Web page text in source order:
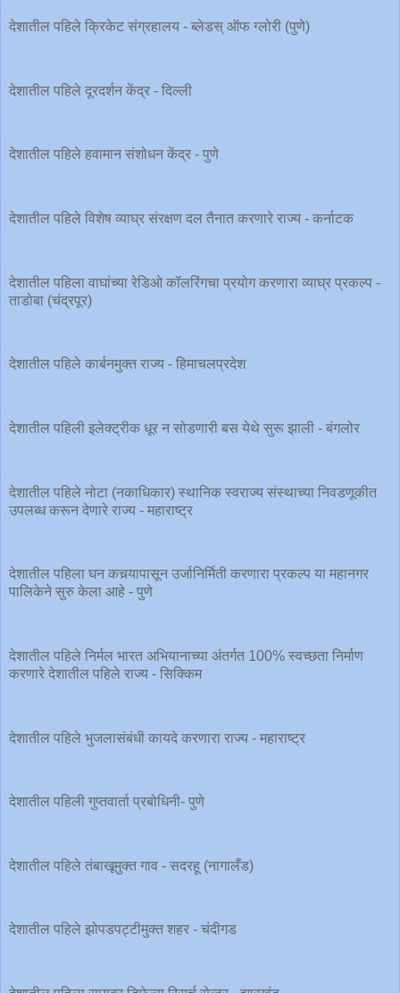
देशातील पहिले क्रिकेट संग्रहालय - ब्लेडस् ऑफ ग्लोरी (पुणे)
देशातील पहिले दूरदर्शन केंद्र - दिल्ली
देशातील पहिले हवामान संशोधन केंद्र - पुणे
देशातील पहिले विशेष व्याघ्र संरक्षण दल तैनात करणारे राज्य - कर्नाटक
देशातील पहिला वाघांच्या रेडिओ कॉलरिंगचा प्रयोग करणारा व्याघ्र प्रकल्प -
ताडोबा (चंद्रपूर)
देशातील पहिले कार्बनमुक्त राज्य - हिमाचलप्रदेश
देशातील पहिली इलेक्ट्रीक धूर न सोडणारी बस येथे सुरू झाली - बंगलोर
देशातील पहिले नोटा (नकाधिकार) स्थानिक स्वराज्य संस्थाच्या निवडणूकीत
उपलब्ध करून देणारे राज्य - महाराष्ट्र
देशातील पहिला घन कचर्‍यापासून उर्जानिर्मिती करणारा प्रकल्प या महानगर
पालिकेने सुरु केला आहे - पुणे
देशातील पहिले निर्मल भारत अभियानाच्या अंतर्गत 100% स्वच्छता निर्माण
करणारे देशातील पहिले राज्य - सिक्किम
देशातील पहिले भुजलासंबंधी कायदे करणारा राज्य - महाराष्ट्र
देशातील पहिली गुप्तवार्ता प्रबोधिनी- पुणे
देशातील पहिले तंबाखूमुक्त गाव - सदरहू (नागालँड)
देशातील पहिले झोपडपट्टीमुक्त शहर - चंदीगड